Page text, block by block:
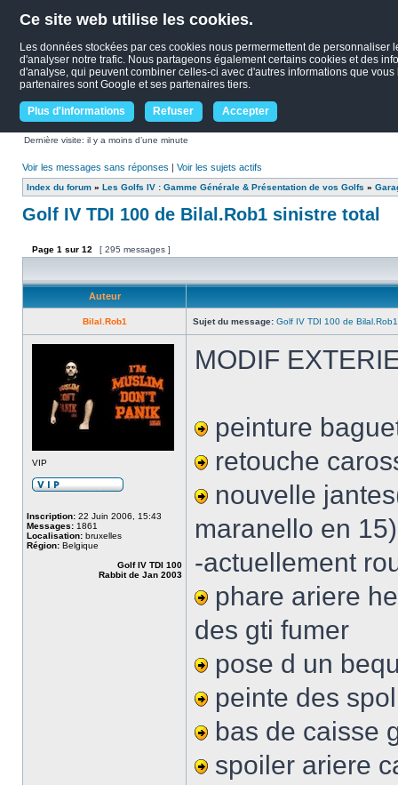
Ce site web utilise les cookies.
Les données stockées par ces cookies nous permermettent de
d'analyser notre trafic. Nous partageons également certains cookies et des
d'analyse, qui peuvent combiner celles-ci avec d'autres informations que
partenaires sont Google et ses partenaires tiers.
Plus d'informations Refuser Accepter
Dernière visite: il y a moins d’une minute
Voir les messages sans réponses | Voir les sujets actifs
Index du forum » Les Golfs IV : Gamme Générale & Présentation de vos Golfs »
Golf IV TDI 100 de Bilal.Rob1 sinistre total
Page 1 sur 12 [ 295 messages ]
Auteur
Bilal.Rob1 Sujet du message: Golf IV TDI 100 de
VIP
Inscription: 22 Juin 2006, 15:43
Messages: 1861
Localisation: bruxelles
Région: Belgique
Golf IV TDI 100
Rabbit de Jan 2003
MODIF
peinture
retouche
nouvelle
maranello en 15)
-actuellement
phare ariere
des gti fumer
pose d un
peinte des
bas de caisse
spoiler ariere